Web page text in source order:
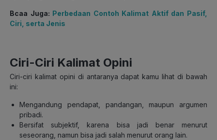
Bcaa Juga: Perbedaan Contoh Kalimat Aktif dan Pasif,
Ciri, serta Jenis
Ciri-Ciri Kalimat Opini
Ciri-ciri kalimat opini di antaranya dapat kamu lihat di bawah
ini:
Mengandung pendapat, pandangan, maupun argumen
pribadi.
Bersifat subjektif, karena bisa jadi benar menurut
seseorang, namun bisa jadi salah menurut orang lain.